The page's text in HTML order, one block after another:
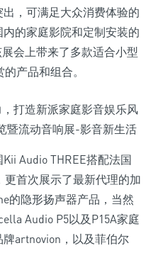
，可满足大众消费体验的
的家庭影院和定制安装的
会上带来了多款适合小型
产品和组合。
Audio THREE搭配法国
更首次展示了最新代理的加
的隐形扬声器产品，当然
Audio P5以及P15A家庭
artnovion，以及菲伯尔